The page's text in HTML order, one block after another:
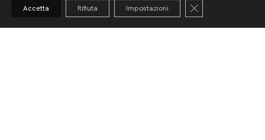
Accetta Rifiuta Impostazioni Close GDPR